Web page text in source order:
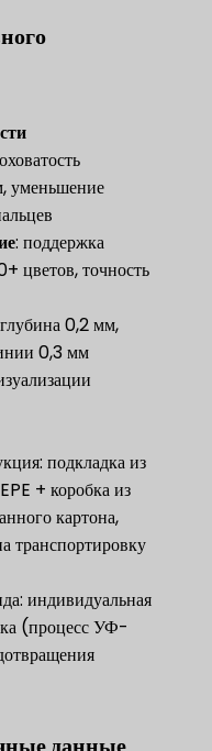
уменьшение
​: поддержка
цветов, точность
0,2 мм,
0,3 мм
подкладка из
+ коробка из
картона,
транспортировку
индивидуальная
(процесс УФ-